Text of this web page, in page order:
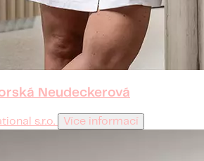
Neudeckerová
s.r.o. Více informací